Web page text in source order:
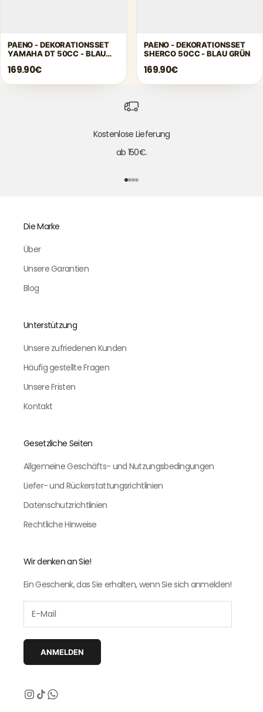
PAENO - DEKORATIONSSET
YAMAHA DT 50CC - BLAU
169.90€
PAENO - DEKORATIONSSET
SHERCO 50CC - BLAU GRÜN
169.90€
Kostenlose Lieferung
ab 150€.
Gehe zu Element 1
Gehe zu Element 2
Gehe zu Element 3
Gehe zu Element 4
Die Marke
Über
Unsere Garantien
Blog
Unterstützung
Unsere zufriedenen Kunden
Häufig gestellte Fragen
Unsere Fristen
Kontakt
Gesetzliche Seiten
Allgemeine Geschäfts- und Nutzungsbedingungen
Liefer- und Rückerstattungsrichtlinien
Datenschutzrichtlinien
Rechtliche Hinweise
Wir denken an Sie!
Ein Geschenk, das Sie erhalten, wenn Sie sich anmelden!
ANMELDEN